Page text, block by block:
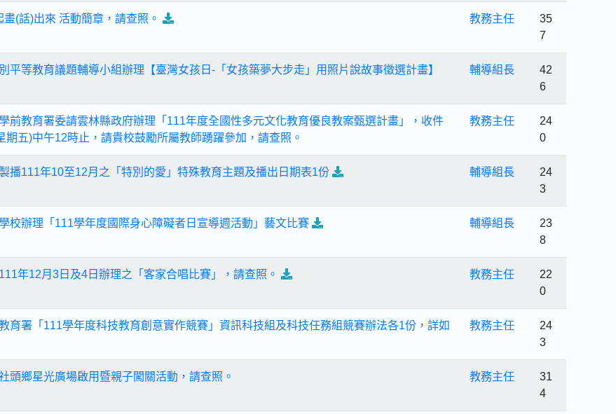
(話)出來 活動簡章，請查照。 教務主任
35
7
平等教育議題輔導小組辦理【臺灣女孩日-「女孩築夢大步走」用照片說故事徵選計畫】 輔導組長
42
6
前教育署委請雲林縣政府辦理「111年度全國性多元文化教育優良教案甄選計畫」，收件
期五)中午12時止，請貴校鼓勵所屬教師踴躍參加，請查照。
教務主任
24
0
播111年10至12月之「特別的愛」特殊教育主題及播出日期表1份 輔導組長
24
3
校辦理「111學年度國際身心障礙者日宣導週活動」藝文比賽 輔導組長
23
8
年12月3日及4日辦理之「客家合唱比賽」，請查照。 教務主任
22
0
育署「111學年度科技教育創意實作競賽」資訊科技組及科技任務組競賽辦法各1份，詳如
教務主任
24
3
頭鄉星光廣場啟用暨親子闖關活動，請查照。 教務主任
31
4